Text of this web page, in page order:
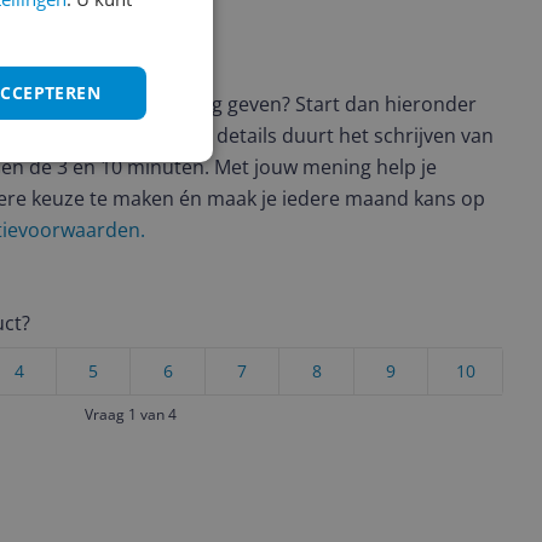
geschreven
wil je graag je mening geven? Start dan hieronder
Afhankelijk van de details duurt het schrijven van
de 3 en 10 minuten. Met jouw mening help je
keuze te maken én maak je iedere maand kans op
10
9
8
7
6
5
4
Vraag 1 van 4